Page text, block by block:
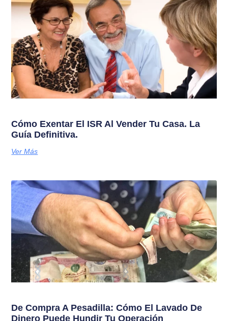
Cómo Exentar El ISR Al Vender Tu Casa. La
Guía Definitiva.
Ver Más
De Compra A Pesadilla: Cómo El Lavado De
Dinero Puede Hundir Tu Operación